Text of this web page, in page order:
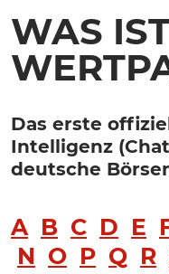
WAS
Das erste
Intelligenz
deutsche
A B C D E
N O P Q R